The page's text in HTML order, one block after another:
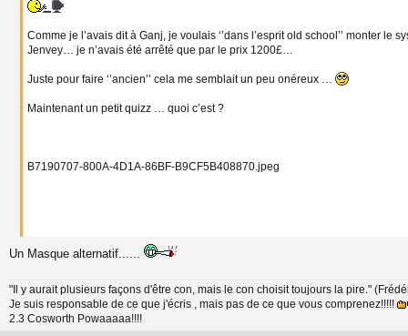
Comme je l’avais dit à Ganj, je voulais ‘’dans l’esprit old school’’ monter le
Jenvey… je n’avais été arrêté que par le prix 1200£…
Juste pour faire ‘’ancien’’ cela me semblait un peu onéreux …
Maintenant un petit quizz … quoi c’est ?
B7190707-800A-4D1A-86BF-B9CF5B408870.jpeg
Un Masque alternatif......
"Il y aurait plusieurs façons d'être con, mais le con choisit toujours la pire."
Je suis responsable de ce que j'écris , mais pas de ce que vous comprenez!!!!!
2.3 Cosworth Powaaaaa!!!!